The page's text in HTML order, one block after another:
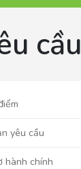
cầu
yêu cầu
hành chính